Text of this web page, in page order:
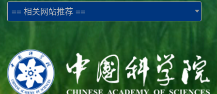
== 相关网站推荐 ==